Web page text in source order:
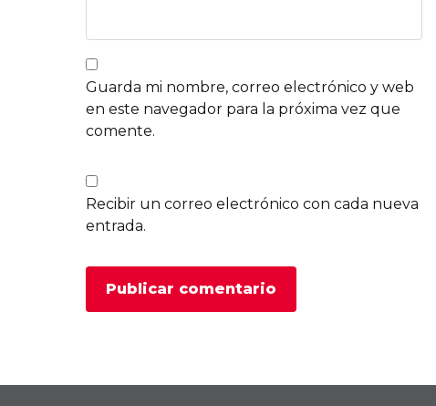
Guarda mi nombre, correo electrónico y web
en este navegador para la próxima vez que
comente.
Recibir un correo electrónico con cada nueva
entrada.